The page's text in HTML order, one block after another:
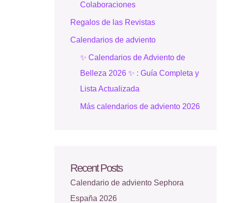
Colaboraciones
Regalos de las Revistas
Calendarios de adviento
✨ Calendarios de Adviento de
Belleza 2026 ✨ : Guía Completa y
Lista Actualizada
Más calendarios de adviento 2026
Recent Posts
Calendario de adviento Sephora
España 2026